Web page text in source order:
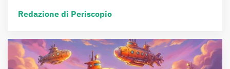
Redazione di Periscopio